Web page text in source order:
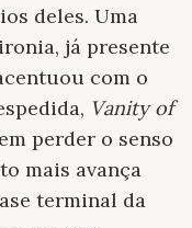
deles. Uma
já presente
com o
Vanity of
perder o senso
mais avança
terminal da